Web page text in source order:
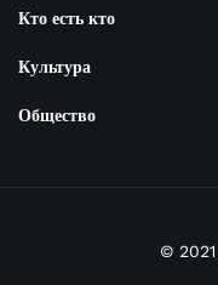
Кто есть кто
Культура
Общество
©